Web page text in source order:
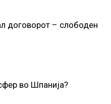
договорот – слободен
во Шпанија?